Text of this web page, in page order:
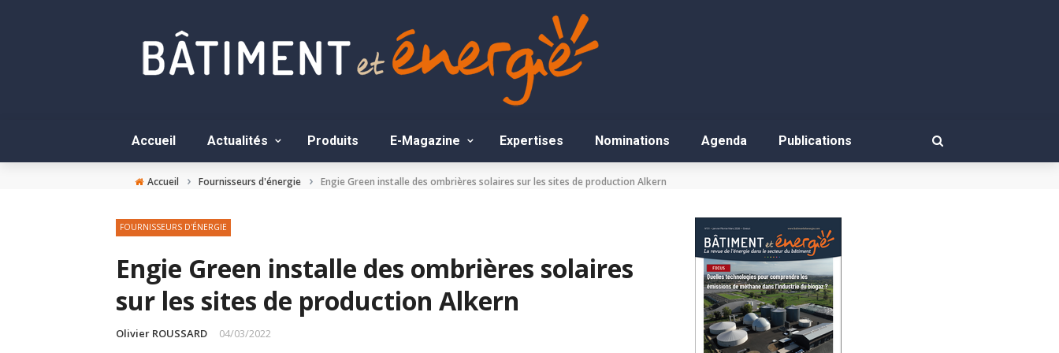
Accueil Actualités Produits E-Magazine Expertises Nominations Agenda Publications
Accueil › Fournisseurs d'énergie › Engie Green installe des ombrières solaires sur les sites de production Alkern
FOURNISSEURS D'ÉNERGIE
Engie Green installe des ombrières solaires
sur les sites de production Alkern
Olivier ROUSSARD 04/03/2022